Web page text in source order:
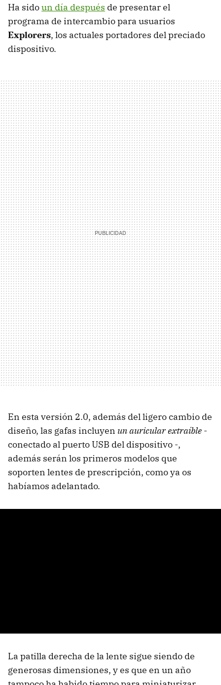
Ha sidoun día después de presentar el
programa de intercambio para usuarios
Explorers, los actuales portadores del preciado
dispositivo.
En esta versión 2.0, además del ligero cambio de
diseño, las gafas incluyen un auricular extraíble -
conectado al puerto USB del dispositivo -,
además serán los primeros modelos que
soporten lentes de prescripción, como ya os
habíamos adelantado.
La patilla derecha de la lente sigue siendo de
generosas dimensiones, y es que en un año